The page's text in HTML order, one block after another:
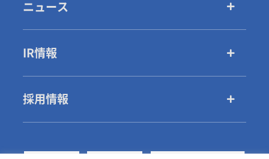
ニュース
IR情報
採用情報